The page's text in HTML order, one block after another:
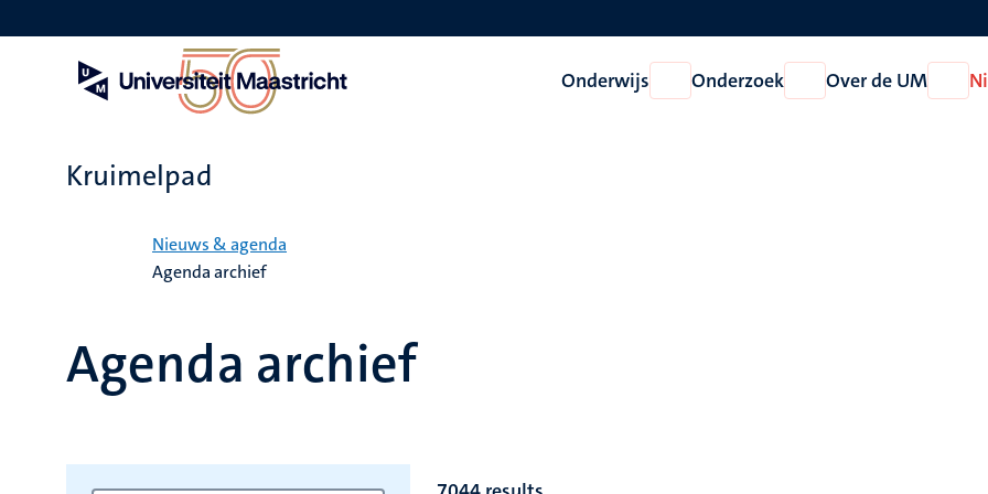
en
Onderwijs
Open
Onderwijs
Onderzoek
Open
Onderzoek
Over de UM
Open
Over
Kruimelpad
Nieuws & agenda
Agenda archief
Agenda archief